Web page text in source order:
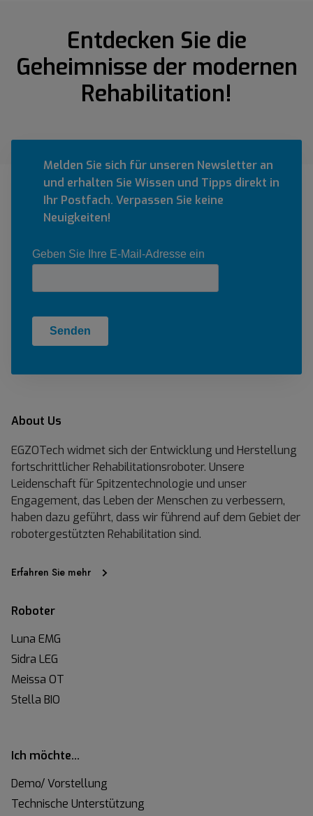
Entdecken Sie die
Geheimnisse der modernen
Rehabilitation!
Melden Sie sich für unseren Newsletter an
und erhalten Sie Wissen und Tipps direkt in
Ihr Postfach. Verpassen Sie keine
Neuigkeiten!
About Us
EGZOTech widmet sich der Entwicklung und Herstellung
fortschrittlicher Rehabilitationsroboter. Unsere
Leidenschaft für Spitzentechnologie und unser
Engagement, das Leben der Menschen zu verbessern,
haben dazu geführt, dass wir führend auf dem Gebiet der
robotergestützten Rehabilitation sind.
Erfahren Sie mehr
Roboter
Luna EMG
Sidra LEG
Meissa OT
Stella BIO
Ich möchte…
Demo/ Vorstellung
Technische Unterstützung